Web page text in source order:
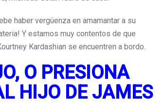
haber vergüenza en amamantar a su
Y estamos muy contentos de que
Kardashian se encuentren a bordo.
O PRESIONA
HIJO DE JAMES